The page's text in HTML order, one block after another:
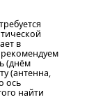
в
(днём
(антенна,
ось
найти